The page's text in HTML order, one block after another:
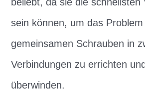
sein können, um das
gemeinsamen Schrauben in
Verbindungen zu errichten
überwinden.